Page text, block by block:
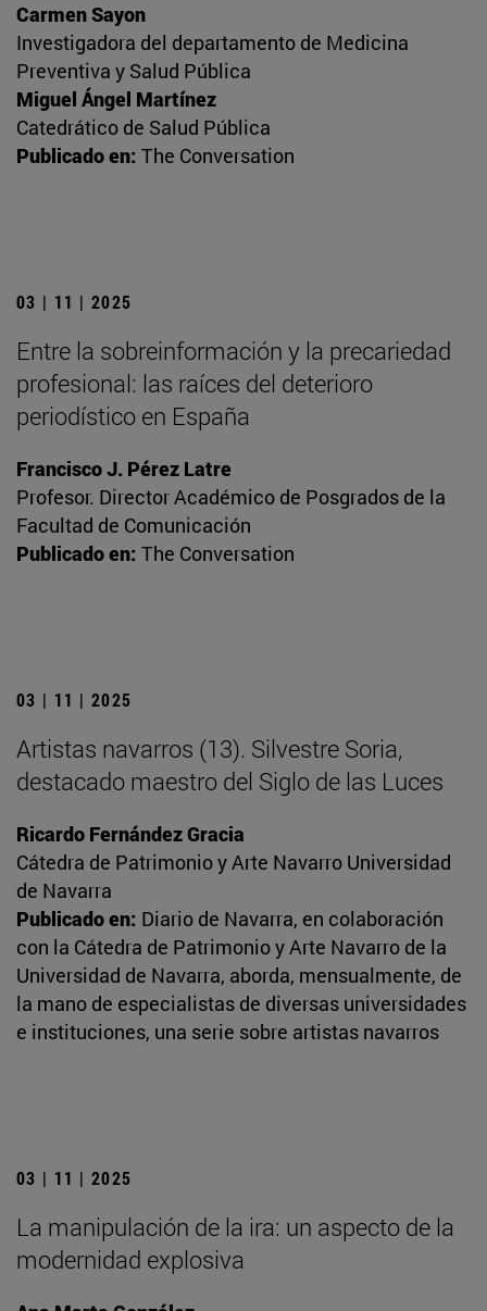
Carmen Sayon
Investigadora del departamento de Medicina
Preventiva y Salud Pública
Miguel Ángel Martínez
Catedrático de Salud Pública
Publicado en: The Conversation
03 | 11 | 2025
Entre la sobreinformación y la precariedad
profesional: las raíces del deterioro
periodístico en España
Francisco J. Pérez Latre
Profesor. Director Académico de Posgrados de la
Facultad de Comunicación
Publicado en: The Conversation
03 | 11 | 2025
Artistas navarros (13). Silvestre Soria,
destacado maestro del Siglo de las Luces
Ricardo Fernández Gracia
Cátedra de Patrimonio y Arte Navarro Universidad
de Navarra
Publicado en: Diario de Navarra, en colaboración
con la Cátedra de Patrimonio y Arte Navarro de la
Universidad de Navarra, aborda, mensualmente, de
la mano de especialistas de diversas universidades
e instituciones, una serie sobre artistas navarros
03 | 11 | 2025
La manipulación de la ira: un aspecto de la
modernidad explosiva